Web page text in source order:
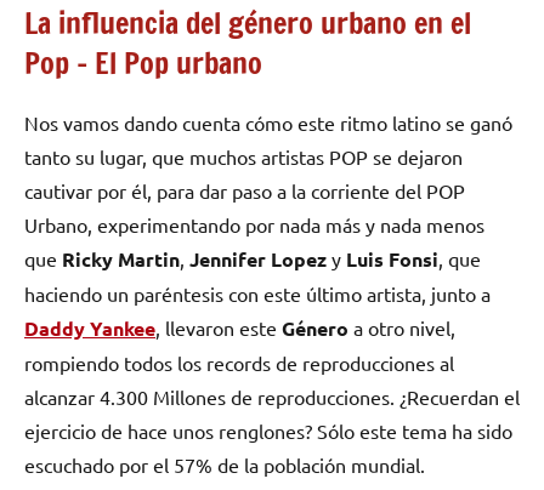
La influencia del género urbano en el
Pop – El Pop urbano
Nos vamos dando cuenta cómo este ritmo latino se ganó
tanto su lugar, que muchos artistas POP se dejaron
cautivar por él, para dar paso a la corriente del POP
Urbano, experimentando por nada más y nada menos
que Ricky Martin Jennifer Lopez y Luis Fonsi , que
haciendo un paréntesis con este último artista, junto a
Daddy Yankee , llevaron este Género a otro nivel,
rompiendo todos los records de reproducciones al
alcanzar 4.300 Millones de reproducciones. ¿Recuerdan el
ejercicio de hace unos renglones? Sólo este tema ha sido
escuchado por el 57% de la población mundial.